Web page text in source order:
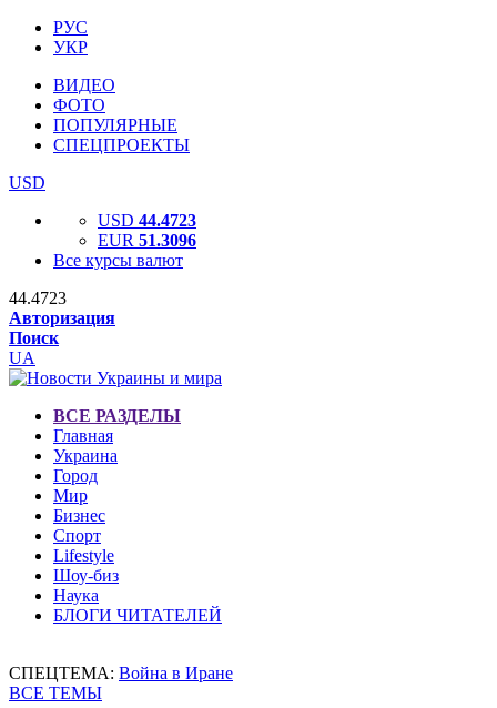
РУС
УКР
ВИДЕО
ФОТО
ПОПУЛЯРНЫЕ
СПЕЦПРОЕКТЫ
USD
USD 44.4723
EUR 51.3096
Все курсы валют
44.4723
Авторизация
Поиск
UA
ВСЕ РАЗДЕЛЫ
Главная
Украина
Город
Мир
Бизнес
Спорт
Lifestyle
Шоу-биз
Наука
БЛОГИ ЧИТАТЕЛЕЙ
СПЕЦТЕМА: Война в Иране
ВСЕ ТЕМЫ